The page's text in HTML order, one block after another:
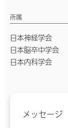
所属
日本神経学会
日本脳卒中学会
日本内科学会
メッセージ